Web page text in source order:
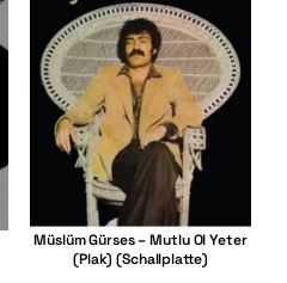
Müslüm Gürses – Mutlu Ol Yeter
(Plak) (Schallplatte)